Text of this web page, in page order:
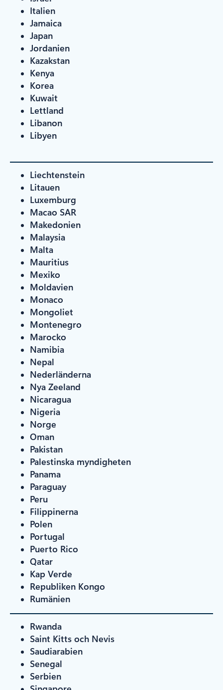
Italien
Jamaica
Japan
Jordanien
Kazakstan
Kenya
Korea
Kuwait
Lettland
Libanon
Libyen
Liechtenstein
Litauen
Luxemburg
Macao SAR
Makedonien
Malaysia
Malta
Mauritius
Mexiko
Moldavien
Monaco
Mongoliet
Montenegro
Marocko
Namibia
Nepal
Nederländerna
Nya Zeeland
Nicaragua
Nigeria
Norge
Oman
Pakistan
Palestinska myndigheten
Panama
Paraguay
Peru
Filippinerna
Polen
Portugal
Puerto Rico
Qatar
Kap Verde
Republiken Kongo
Rumänien
Rwanda
Saint Kitts och Nevis
Saudiarabien
Senegal
Serbien